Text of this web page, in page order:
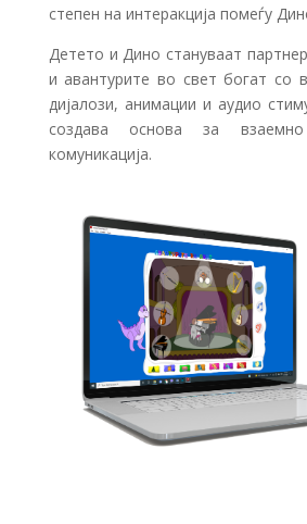
степен на интеракција помеѓу
Детето и Дино стануваат
и авантурите во свет богат со
дијалози, анимации и аудио
создава основа за
комуникација.